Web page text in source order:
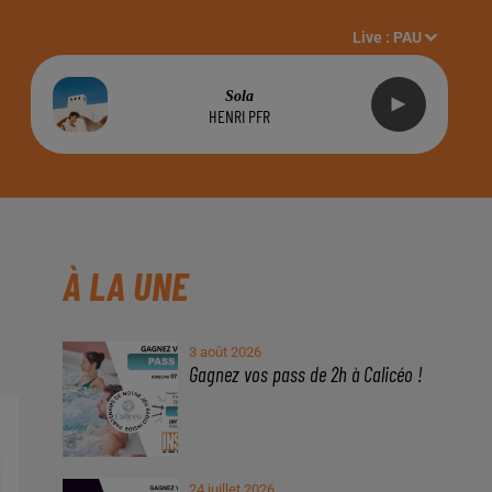
Live : PAU
Sola
HENRI PFR
À LA UNE
3 août 2026
Gagnez vos pass de 2h à Calicéo !